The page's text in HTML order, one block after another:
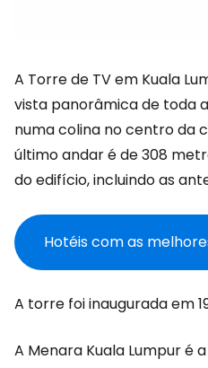
A Torre de TV em Kuala
vista panorâmica de toda
numa colina no centro da
último andar é de 308
do edifício, incluindo as
Hotéis com as
A torre foi inaugurada em
A Menara Kuala Lumpur é a